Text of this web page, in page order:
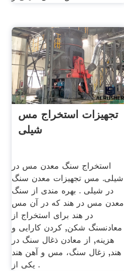
تجهیزات استخراج مس
شیلی
استخراج سنگ معدن مس در
شیلی. مس تجهیزات معدن سنگ
در شیلی . بهره مندی از سنگ
معدن مس در هند که در آن مس
در هند برای استخراج از
معادنسنگ شکن, کردن کارایی و
هزینه, از معادن ذغال سنگ در
هند, زغال سنگ، مس و آهن هند
یکی از .